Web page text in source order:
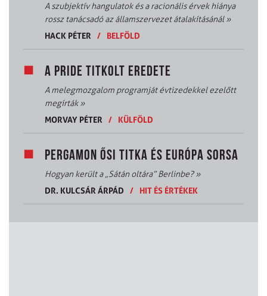
A szubjektív hangulatok és a racionális érvek hiánya
rossz tanácsadó az államszervezet átalakításánál»
HACK PÉTER
/ BELFÖLD
A PRIDE TITKOLT EREDETE
A melegmozgalom programját évtizedekkel ezelőtt
megírták»
MORVAY PÉTER
/ KÜLFÖLD
PERGAMON ŐSI TITKA ÉS EURÓPA SORSA
Hogyan került a „Sátán oltára” Berlinbe?»
DR. KULCSÁR ÁRPÁD
/ HIT ÉS ÉRTÉKEK